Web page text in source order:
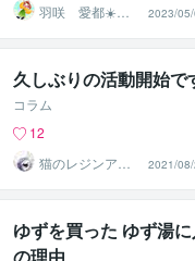
羽咲 愛都☀️ハ
サキ アイト☀️
2023/
久しぶりの活動開始
コラム
12
猫のレジンアク
セサリー専門店
★suzu
2021/
ゆずを買った ゆず湯